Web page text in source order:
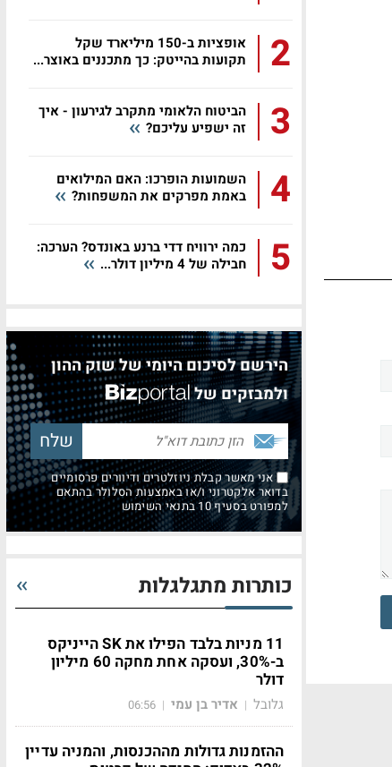
2
אופציות ב-150 מיליארד שקל
תקועות בהייטק: כך מתכננים באוצר...
3
הביטוח הלאומי מתקרב לגירעון - איך
זה ישפיע עליכם?
4
השמועות הופרכו: האם המילואים
באמת מפרקים את המשפחות?
5
כמה ירוויח דדי ברנע באונדס? הערכה:
חבילה של 4 מיליון דולר...
הירשם לסיכום היומי של שוק ההון
ולמבזקים של
אני מאשר קבלת ניוזלטרים ודיוורים פרסומיים
בדואר אלקטרוני ו/או באמצעות הסלולר בהתאם
למפורט בסעיף 10 בתנאי השימוש
כותרות מתגלגלות
11 מניות בלבד הפילו את SK הייניקס
ב-30%, ועסקה אחת מחקה 60 מיליון
דולר
גלובל | אדיר בן עמי |
06:56
ההזמנות גדולות מההכנסות, והמניה עדיין